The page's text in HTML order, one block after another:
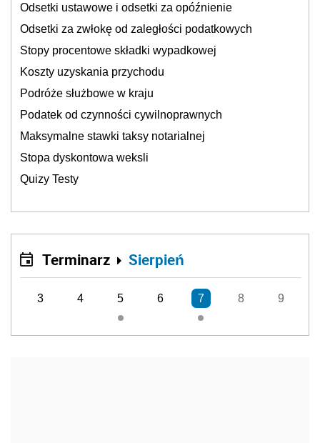
Odsetki ustawowe i odsetki za opóźnienie
Odsetki za zwłokę od zaległości podatkowych
Stopy procentowe składki wypadkowej
Koszty uzyskania przychodu
Podróże służbowe w kraju
Podatek od czynności cywilnoprawnych
Maksymalne stawki taksy notarialnej
Stopa dyskontowa weksli
Quizy Testy
Terminarz Sierpień
3 4 5 6 7 8 9